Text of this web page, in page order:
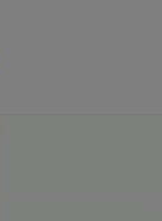
Michael Page